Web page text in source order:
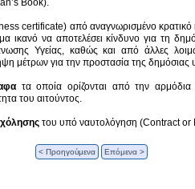
Book).
certificate) από αναγνωρισμένο κρατικό
ικανό να αποτελέσει κίνδυνο για τη
Υγείας, καθώς και από άλλες
μέτρων για την προστασία της δημόσιας
τα οποία ορίζονται από την
του αιτούντος.
του υπό ναυτολόγηση (Contract
< Προηγούμενα Επόμενα >